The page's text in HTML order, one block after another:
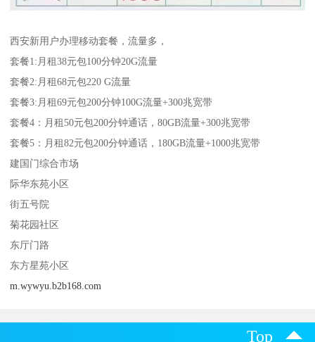
西安新用户办理移动套餐，流量多，
套餐1:月租38元包100分钟20G流量
套餐2:月租68元包220 G流量
套餐3:月租69元包200分钟100G流量+300兆宽带
套餐4：月租50元包200分钟通话，80GB流量+300兆宽带
套餐5：月租82元包200分钟通话，180GB流量+1000兆宽带
建国门综合市场
际华东苑小区
街五号院
菊花园社区
东厅门路
东方星苑小区
m.wywyu.b2b168.com
Top